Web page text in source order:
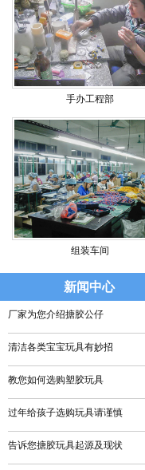
手办工程部
组装车间
新闻中心
厂家为您介绍搪胶公仔
清洁各类宝宝玩具有妙招
教您如何选购塑胶玩具
过年给孩子选购玩具请谨慎
告诉您搪胶玩具起源及现状